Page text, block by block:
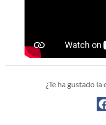
¿Te ha gustado